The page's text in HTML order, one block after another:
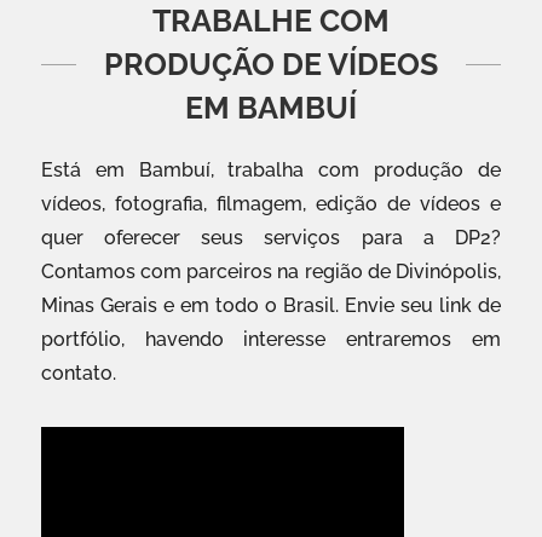
TRABALHE COM
PRODUÇÃO DE VÍDEOS
EM BAMBUÍ
Está em Bambuí, trabalha com produção de
vídeos, fotografia, filmagem, edição de vídeos e
quer oferecer seus serviços para a DP2?
Contamos com parceiros na região de Divinópolis,
Minas Gerais e em todo o Brasil. Envie seu link de
portfólio, havendo interesse entraremos em
contato.